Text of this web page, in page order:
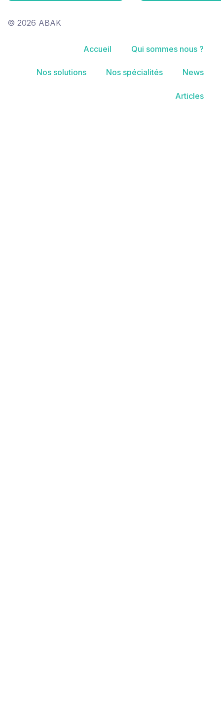
© 2026 ABAK
Accueil Qui sommes nous ?
Nos solutions Nos spécialités News
Articles